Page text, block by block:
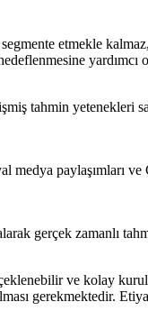
etmekle
yardımcı
tahmin yetenekleri
paylaşımları ve
gerçek zamanlı
ve kolay
gerekmektedir.